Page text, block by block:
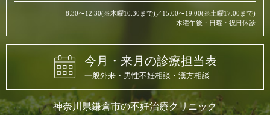
8:30〜12:30(※木曜10:30まで)／15:00〜19:00(※土曜17:00まで)
木曜午後・日曜・祝日休診
今月・来月の診療担当表
一般外来・男性不妊相談・漢方相談
神奈川県鎌倉市の不妊治療クリニック